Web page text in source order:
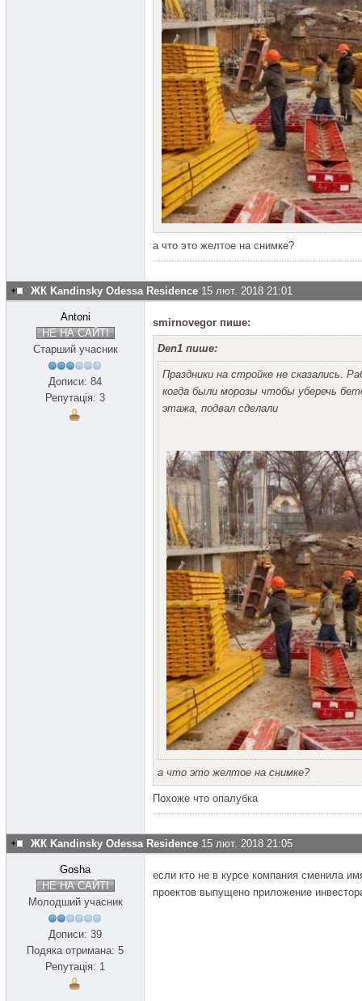
а что это желтое на снимке?
ЖК Kandinsky Odessa Residence 15 лют. 2018 21:01
Antoni
НЕ НА САЙТІ
Старший учасник
Дописи: 84
Репутація: 3
smirnovegor пише:
Den1 пише:
Праздники на стройке не сказались.
когда были морозы чтобы уберечь
этажа, подвал сделали
а что это желтое на снимке?
Похоже что опалубка
ЖК Kandinsky Odessa Residence 15 лют. 2018 21:05
Gosha
НЕ НА САЙТІ
Молодший учасник
Дописи: 39
Подяка отримана: 5
Репутація: 1
если кто не в курсе компания сменила
проектов выпущено приложение